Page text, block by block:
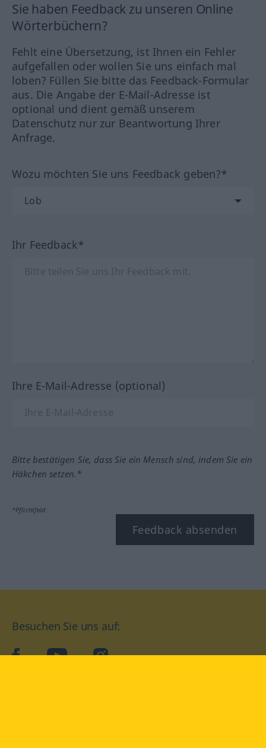
Sie haben Feedback zu unseren Online
Wörterbüchern?
Fehlt eine Übersetzung, ist Ihnen ein Fehler
aufgefallen oder wollen Sie uns einfach mal
loben? Füllen Sie bitte das Feedback-Formular
aus. Die Angabe der E-Mail-Adresse ist
optional und dient gemäß unserem
Datenschutz nur zur Beantwortung Ihrer
Anfrage.
Wozu möchten Sie uns Feedback geben?*
Ihr Feedback*
Ihre E-Mail-Adresse (optional)
Bitte bestätigen Sie, dass Sie ein Mensch sind, indem Sie ein
Häkchen setzen.*
*Pflichtfeld
Feedback absenden
Besuchen Sie uns auf:
facebookYouTube Instagram